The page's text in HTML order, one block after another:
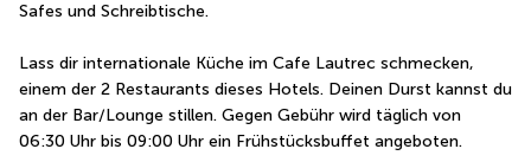
Safes und Schreibtische.
Lass dir internationale Küche im Cafe Lautrec schmecken,
einem der 2 Restaurants dieses Hotels. Deinen Durst kannst du
an der Bar/Lounge stillen. Gegen Gebühr wird täglich von
06:30 Uhr bis 09:00 Uhr ein Frühstücksbuffet angeboten.